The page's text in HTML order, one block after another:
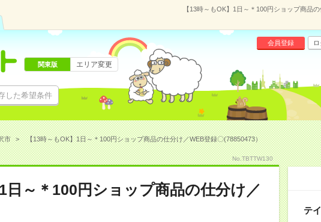
【13時～もOK】1日～＊100円ショップ商品
した希望条件
会員登録
関東版 エリア変更
市 【13時～もOK】1日～＊100円ショップ商品の仕分け／WEB登録〇(78850473）
No.TBTTW130
日～＊100円ショップ商品の仕分け／
テ